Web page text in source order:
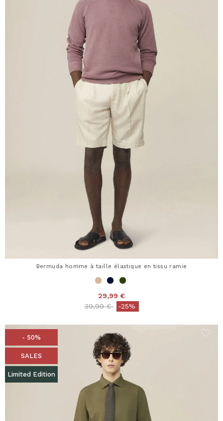
Bermuda homme à taille élastique en tissu ramie
29,99 €
Price reduced from
39,99 €to-25%
- 50%
SALES
Limited Edition